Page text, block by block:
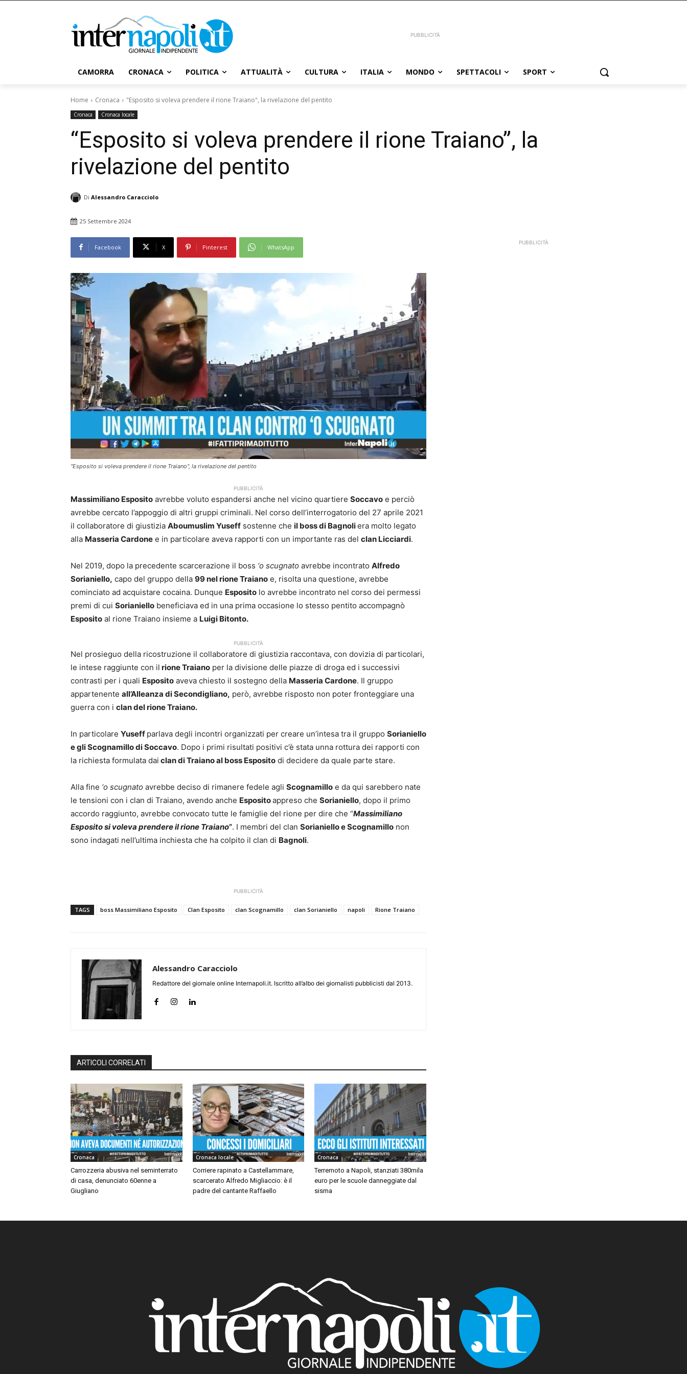
PUBBLICITÀ
CAMORRA CRONACA POLITICA ATTUALITÀ CULTURA ITALIA MONDO SPETTACOLI SPORT
Home Cronaca "Esposito si voleva prendere il rione Traiano", la rivelazione del pentito
Cronaca Cronaca locale
“Esposito si voleva prendere il rione Traiano”, la
rivelazione del pentito
Di Alessandro Caracciolo
25 Settembre 2024
Facebook X Pinterest WhatsApp
"Esposito si voleva prendere il rione Traiano", la rivelazione del pentito
PUBBLICITÀ
Massimiliano Esposito avrebbe voluto espandersi anche nel vicino quartiere Soccavo e perciò
avrebbe cercato l’appoggio di altri gruppi criminali. Nel corso dell’interrogatorio del 27 aprile 2021
il collaboratore di giustizia Aboumuslim Yuseff sostenne che il boss di Bagnoliera molto legato
alla Masseria Cardone e in particolare aveva rapporti con un importante ras del clan Licciardi.
Nel 2019, dopo la precedente scarcerazione il boss ‘o scugnato avrebbe incontrato Alfredo
Sorianiello, capo del gruppo della 99 nel rione Traiano e, risolta una questione, avrebbe
cominciato ad acquistare cocaina. Dunque Esposito lo avrebbe incontrato nel corso dei permessi
premi di cui Sorianiello beneficiava ed in una prima occasione lo stesso pentito accompagnò
Esposito al rione Traiano insieme a Luigi Bitonto.
PUBBLICITÀ
Nel prosieguo della ricostruzione il collaboratore di giustizia raccontava, con dovizia di particolari,
le intese raggiunte con il rione Traiano per la divisione delle piazze di droga ed i successivi
contrasti per i quali Esposito aveva chiesto il sostegno della Masseria Cardone. Il gruppo
appartenente all’Alleanza di Secondigliano, però, avrebbe risposto non poter fronteggiare una
guerra con i clan del rione Traiano.
In particolare Yuseff parlava degli incontri organizzati per creare un’intesa tra il gruppo Sorianiello
e gli Scognamillo di Soccavo. Dopo i primi risultati positivi c’è stata unna rottura dei rapporti con
la richiesta formulata dai clan di Traiano al boss Esposito di decidere da quale parte stare.
Alla fine ‘o scugnato avrebbe deciso di rimanere fedele agli Scognamillo e da qui sarebbero nate
le tensioni con i clan di Traiano, avendo anche Espositoappreso che Sorianiello, dopo il primo
accordo raggiunto, avrebbe convocato tutte le famiglie del rione per dire che “Massimiliano
Esposito si voleva prendere il rione Traiano”. I membri del clan Sorianiello e Scognamillo non
sono indagati nell’ultima inchiesta che ha colpito il clan di Bagnoli.
PUBBLICITÀ
TAGS boss Massimiliano Esposito Clan Esposito clan Scognamillo clan Sorianiello napoli Rione Traiano
Alessandro Caracciolo
Redattore del giornale online Internapoli.it. Iscritto all’albo dei giornalisti pubblicisti dal 2013.
ARTICOLI CORRELATI
Cronaca
Carrozzeria abusiva nel seminterrato
di casa, denunciato 60enne a
Giugliano
Cronaca locale
Corriere rapinato a Castellammare,
scarcerato Alfredo Migliaccio: è il
padre del cantante Raffaello
Cronaca
Terremoto a Napoli, stanziati 380mila
euro per le scuole danneggiate dal
sisma
PUBBLICITÀ